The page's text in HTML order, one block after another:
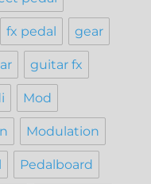
fx pedal gear
guitar fx
Mod
Modulation
Pedalboard